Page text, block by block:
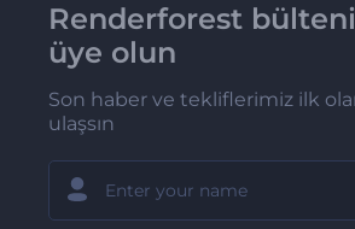
Renderforest
üye olun
Son haber ve tekliflerimiz ilk
ulaşsın